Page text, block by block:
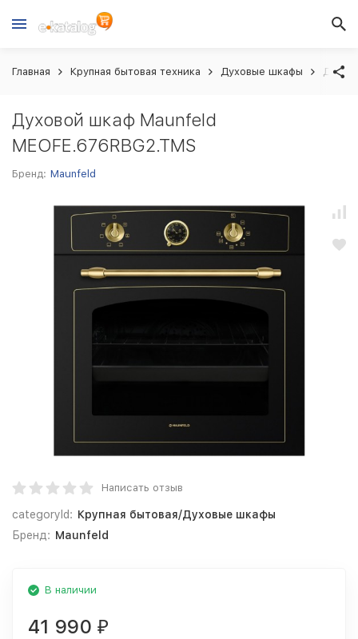
Главная Крупная бытовая техника Духовые шкафы
Духовой шкаф Maunfeld
MEOFE.676RBG2.TMS
Бренд: Maunfeld
Написать отзыв
categoryId: Крупная бытовая/Духовые шкафы
Бренд: Maunfeld
В наличии
41 990 ₽